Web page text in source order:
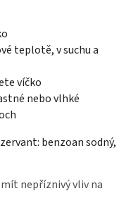
teplotě, v suchu a
víčko
nebo vlhké
benzoan sodný,
nepříznivý vliv na